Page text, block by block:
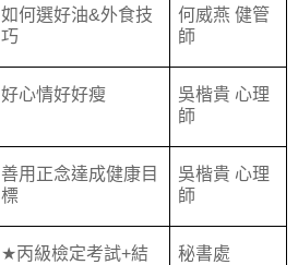
如何選好油&外食技
巧
何威燕 健管
師
好心情好好瘦
吳楷貴 心理
師
善用正念達成健康目
標
吳楷貴 心理
師
★丙級檢定考試+結
秘書處